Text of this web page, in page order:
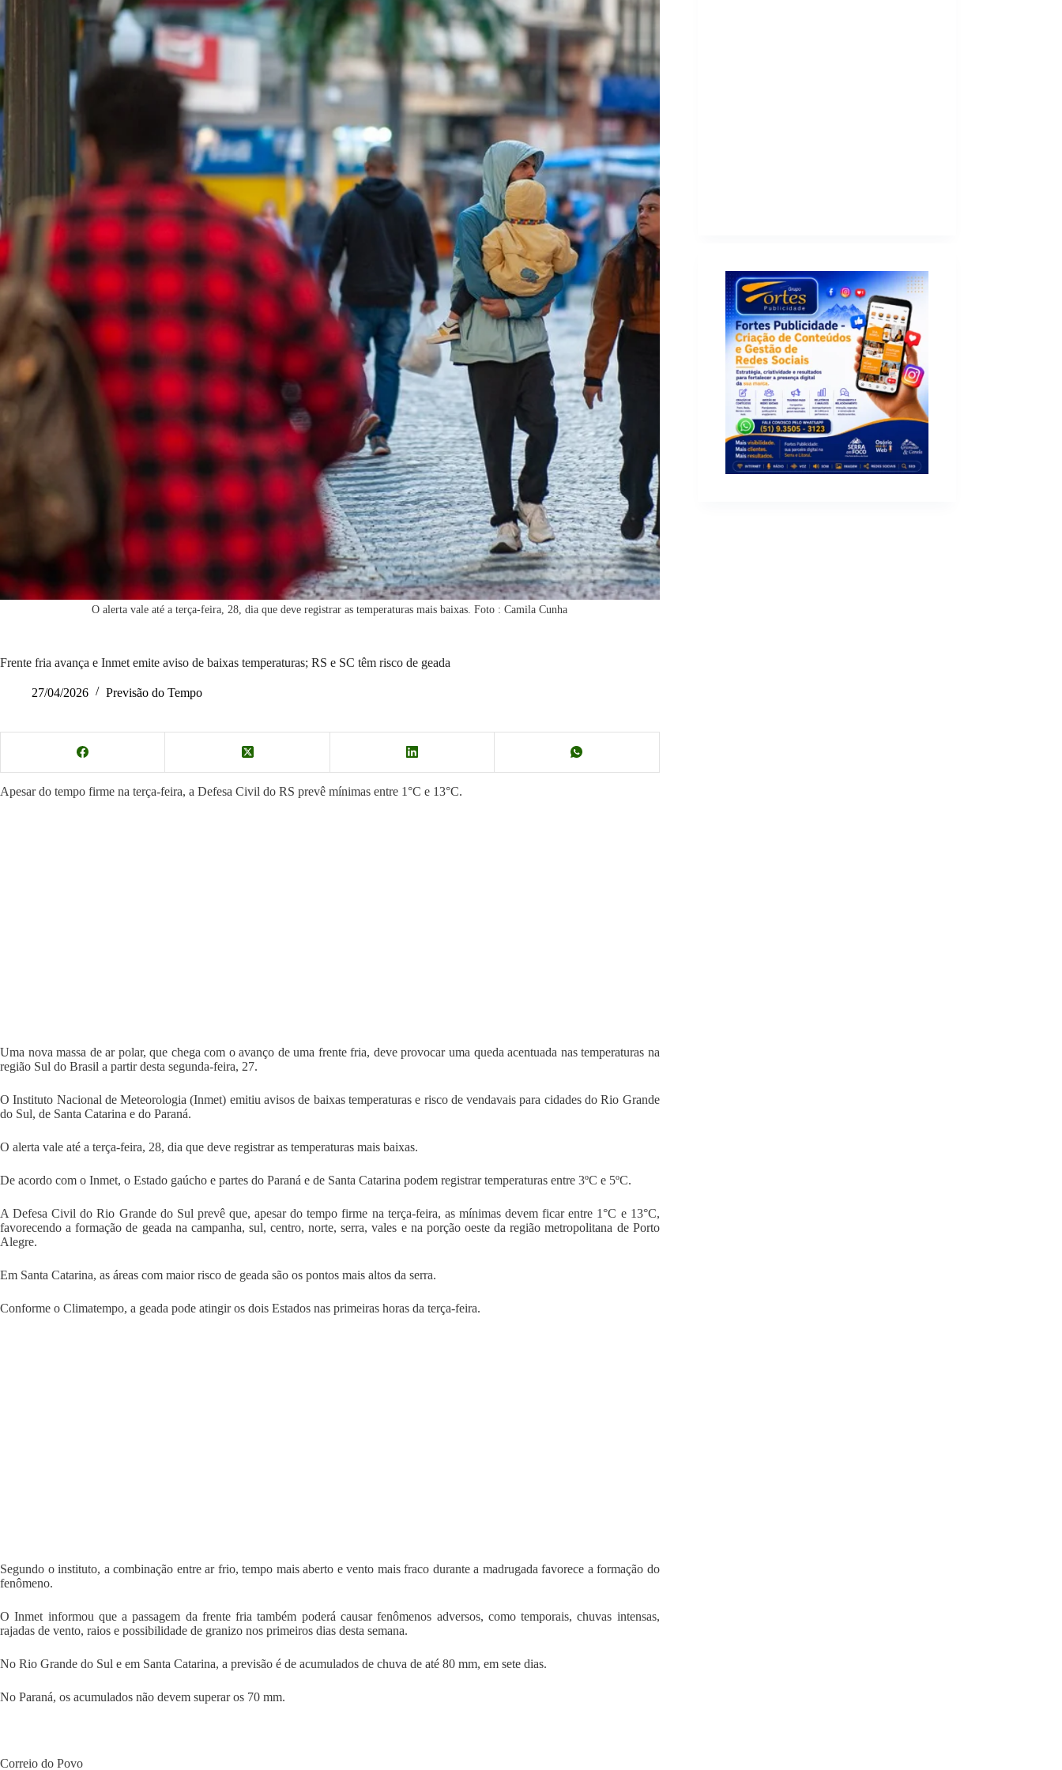
O alerta vale até a terça-feira, 28, dia que deve registrar as temperaturas mais baixas. Foto : Camila Cunha
Frente fria avança e Inmet emite aviso de baixas temperaturas; RS e SC têm risco de geada
27/04/2026 Previsão do Tempo
Apesar do tempo firme na terça-feira, a Defesa Civil do RS prevê mínimas entre 1°C e 13°C.
Uma nova massa de ar polar, que chega com o avanço de uma frente fria, deve provocar uma queda acentuada nas temperaturas na
região Sul do Brasil a partir desta segunda-feira, 27.
O Instituto Nacional de Meteorologia (Inmet) emitiu avisos de baixas temperaturas e risco de vendavais para cidades do Rio Grande
do Sul, de Santa Catarina e do Paraná.
O alerta vale até a terça-feira, 28, dia que deve registrar as temperaturas mais baixas.
De acordo com o Inmet, o Estado gaúcho e partes do Paraná e de Santa Catarina podem registrar temperaturas entre 3ºC e 5ºC.
A Defesa Civil do Rio Grande do Sul prevê que, apesar do tempo firme na terça-feira, as mínimas devem ficar entre 1°C e 13°C,
favorecendo a formação de geada na campanha, sul, centro, norte, serra, vales e na porção oeste da região metropolitana de Porto
Alegre.
Em Santa Catarina, as áreas com maior risco de geada são os pontos mais altos da serra.
Conforme o Climatempo, a geada pode atingir os dois Estados nas primeiras horas da terça-feira.
Segundo o instituto, a combinação entre ar frio, tempo mais aberto e vento mais fraco durante a madrugada favorece a formação do
fenômeno.
O Inmet informou que a passagem da frente fria também poderá causar fenômenos adversos, como temporais, chuvas intensas,
rajadas de vento, raios e possibilidade de granizo nos primeiros dias desta semana.
No Rio Grande do Sul e em Santa Catarina, a previsão é de acumulados de chuva de até 80 mm, em sete dias.
No Paraná, os acumulados não devem superar os 70 mm.
Correio do Povo